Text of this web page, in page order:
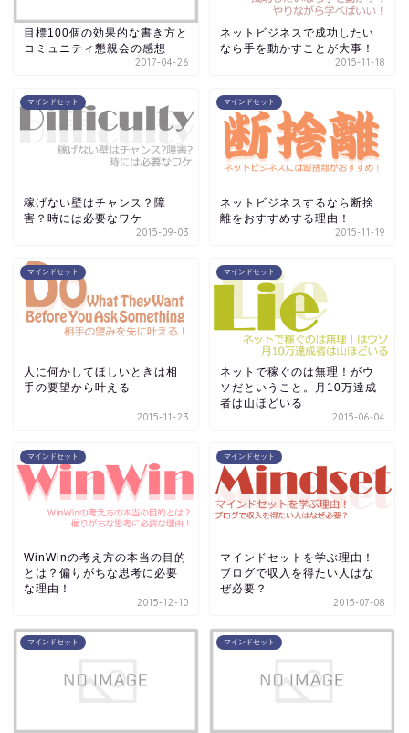
目標100個の効果的な書き方と
コミュニティ懇親会の感想
2017-04-26
ネットビジネスで成功したい
なら手を動かすことが大事！
2015-11-18
マインドセット
稼げない壁はチャンス？障
害？時には必要なワケ
2015-09-03
マインドセット
ネットビジネスするなら断捨
離をおすすめする理由！
2015-11-19
マインドセット
人に何かしてほしいときは相
手の要望から叶える
2015-11-23
マインドセット
ネットで稼ぐのは無理！がウ
ソだということ。月10万達成
者は山ほどいる
2015-06-04
マインドセット
WinWinの考え方の本当の目的
とは？偏りがちな思考に必要
な理由！
2015-12-10
マインドセット
マインドセットを学ぶ理由！
ブログで収入を得たい人はな
ぜ必要？
2015-07-08
マインドセット マインドセット